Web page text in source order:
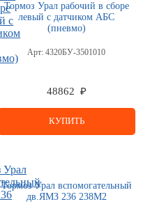
Тормоз Урал рабочий в сборе
левый с датчиком АБС
(пневмо)
Арт: 4320БУ-3501010
48862 ₽
КУПИТЬ
Тормоз Урал вспомогательный
дв.ЯМЗ 236 238М2